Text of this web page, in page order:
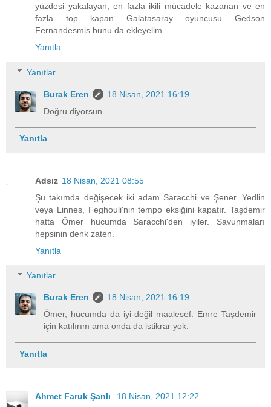
yüzdesi yakalayan, en fazla ikili mücadele kazanan ve en
fazla top kapan Galatasaray oyuncusu Gedson
Fernandesmis bunu da ekleyelim.
Yanıtla
Yanıtlar
Burak Eren
18 Nisan, 2021 16:19
Doğru diyorsun.
Yanıtla
Adsız 18 Nisan, 2021 08:55
Şu takımda değişecek iki adam Saracchi ve Şener. Yedlin
veya Linnes, Feghouli'nin tempo eksiğini kapatır. Taşdemir
hatta Ömer hucumda Saracchi'den iyiler. Savunmaları
hepsinin denk zaten.
Yanıtla
Yanıtlar
Burak Eren
18 Nisan, 2021 16:19
Ömer, hücumda da iyi değil maalesef. Emre Taşdemir
için katılırım ama onda da istikrar yok.
Yanıtla
Ahmet Faruk Şanlı
18 Nisan, 2021 12:22